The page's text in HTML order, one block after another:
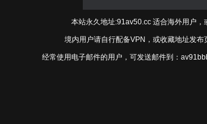
本站永久地址:91av50.cc 适合海外用户，
境内用户请自行配备VPN，或收藏地址发布
经常使用电子邮件的用户，可发送邮件到：